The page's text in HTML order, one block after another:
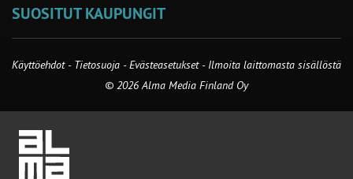
SUOSITUT KAUPUNGIT
Käyttöehdot - Tietosuoja -Evästeasetukset- Ilmoita laittomasta sisällöstä
© 2026 Alma Media Finland Oy